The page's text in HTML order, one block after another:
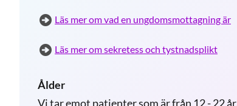
Läs mer om vad en ungdomsmottagning är
Läs mer om sekretess och tystnadsplikt
Ålder
Vi tar emot patienter som är från 12 - 22 år.